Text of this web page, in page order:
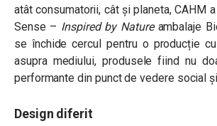
atât consumatorii, cât și planeta, CAHM
Sense – Inspired by Nature ambalaje
se închide cercul pentru o producție
asupra mediului, produsele fiind nu
performante din punct de vedere social
Design diferit